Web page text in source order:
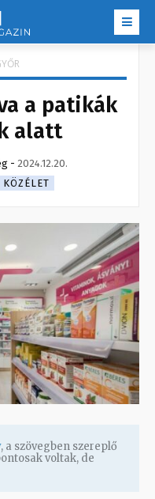
a patikák
alatt
- 2024.12.20.
, a szövegben szereplő
voltak, de